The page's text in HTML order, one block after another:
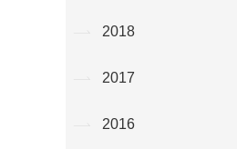
2018
2017
2016